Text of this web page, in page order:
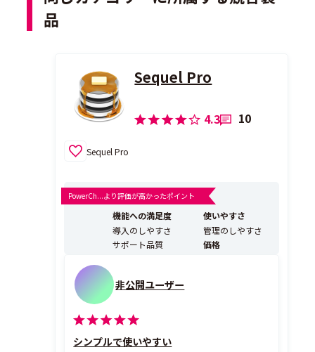
品
Sequel Pro
4.3 10
Sequel Pro
PowerCh...より評価が高かったポイント
機能への満足度
使いやすさ
導入のしやすさ
管理のしやすさ
サポート品質
価格
非公開ユーザー
シンプルで使いやすい